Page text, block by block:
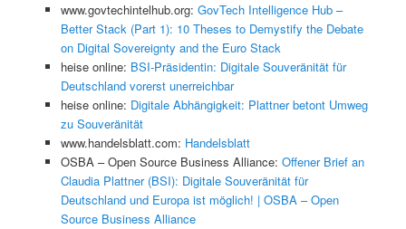
www.govtechintelhub.org: GovTech Intelligence Hub –
Better Stack (Part 1): 10 Theses to Demystify the Debate
on Digital Sovereignty and the Euro Stack
heise online: BSI-Präsidentin: Digitale Souveränität für
Deutschland vorerst unerreichbar
heise online: Digitale Abhängigkeit: Plattner betont Umweg
zu Souveränität
www.handelsblatt.com: Handelsblatt
OSBA – Open Source Business Alliance: Offener Brief an
Claudia Plattner (BSI): Digitale Souveränität für
Deutschland und Europa ist möglich! | OSBA – Open
Source Business Alliance